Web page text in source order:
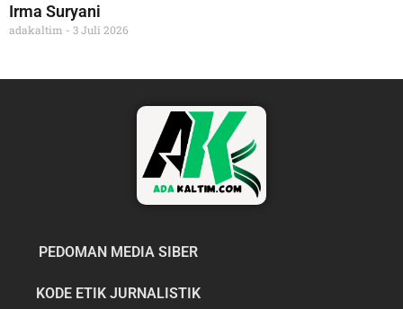
Irma Suryani
adakaltim 3 Juli 2026
PEDOMAN MEDIA SIBER
KODE ETIK JURNALISTIK